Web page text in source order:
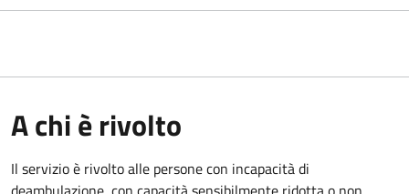
A chi è rivolto
Il servizio è rivolto alle persone con incapacità di